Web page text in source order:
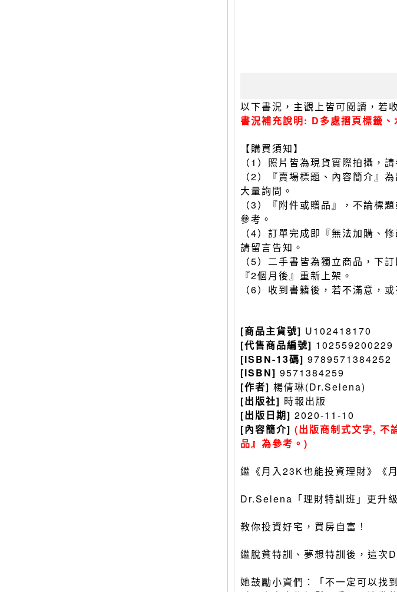
以下書況，主觀上皆可閱讀，若
書況補充說明: D多處摺頁標籤、
【購買須知】
（1）照片皆為現貨實際拍攝，
（2）『賣場標題、內容簡介』
大量詢問。
（3）『附件或贈品』，不論標
參考。
（4）訂單完成即『無法加購、
請留言告知。
（5）二手書皆為獨立商品，下
『2個月後』重新上架。
（6）收到書籍後，若不滿意，
[商品主貨號] U102418170
[代售商品編號] 102559200229
[ISBN-13碼] 9789571384252
[ISBN] 9571384259
[作者] 楊倩琳(Dr.Selena)
[出版社] 時報出版
[出版日期] 2020-11-10
[內容簡介] (出版商制式文字, 不
品』為參考。)
繼《月入23K也能投資理財》《
Dr.Selena「理財特訓班」更升級
教你投資好宅，買房自富！
繼脫貧特訓、夢想特訓後，這次
她鼓勵小資們：「不一定可以找